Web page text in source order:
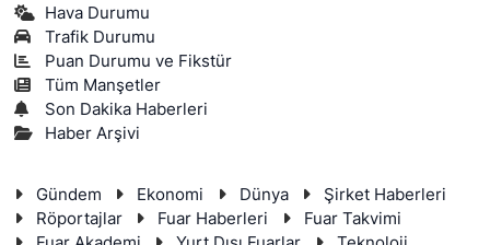
Hava Durumu
Trafik Durumu
Puan Durumu ve Fikstür
Tüm Manşetler
Son Dakika Haberleri
Haber Arşivi
Gündem Ekonomi Dünya
Şirket Haberleri
Röportajlar
Fuar Haberleri
Fuar Takvimi